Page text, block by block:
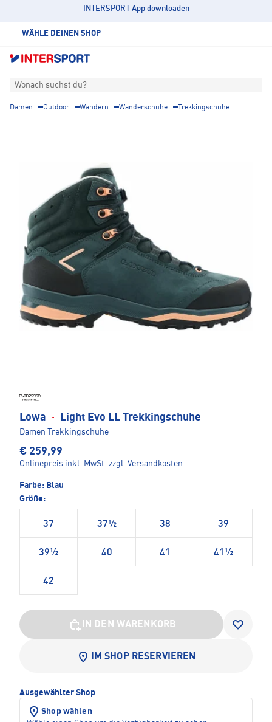
INTERSPORT App downloaden
WÄHLE DEINEN SHOP
Wonach suchst du?
Damen Outdoor Wandern Wanderschuhe Trekkingschuhe
Lowa · Light Evo LL Trekkingschuhe
Damen Trekkingschuhe
€ 259,99
Onlinepreis inkl. MwSt. zzgl. Versandkosten
Farbe: Blau
Größe:
37 37½ 38 39
39½ 40 41 41½
42
IN DEN WARENKORB
IM SHOP RESERVIEREN
Ausgewählter Shop
Shop wählen